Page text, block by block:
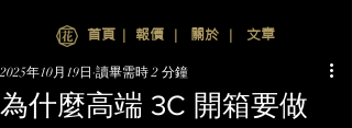
首頁 ∣ 報價 ∣ 關於 ∣ 文章
為什麼高端 3C 開箱要做
2025年10月19日 讀畢需時 2 分鐘